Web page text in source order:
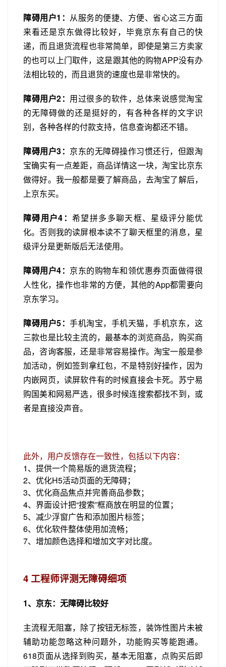
障碍用户1： 从服务的便捷、方便、省心这三方面
来看还是京东做得比较好，毕竟京东有自己的快
递，而且退货流程也非常简单，即使是第三方卖家
的也可以上门取件，这是跟其他的购物APP没有办
法相比较的，而且退货的速度也是非常快的。
障碍用户2： 用过很多的软件，总体来说感觉淘宝
的无障碍做的还是挺好的，有各种各样的文字识
别，各种各样的付款支持，信息查询都还不错。
障碍用户3： 京东的无障碍操作习惯还行，但跟淘
宝确实有一点差距，商品详情这一块，淘宝比京东
做得好。我一般都是要了解商品，去淘宝了解后，
上京东买。
障碍用户4：希望拼多多聊天框、星级评分能优
化。否则我的读屏根本读不了聊天框里的消息，星
级评分是更新版后无法使用。
障碍用户4： 京东的购物车和领优惠券页面做得很
人性化，操作也非常的方便，其他的App都需要向
京东学习。
障碍用户5：手机淘宝，手机天猫，手机京东，这
三款也是比较主流的，最基本的浏览商品，购买商
品，咨询客服，还是非常容易操作。淘宝一般是参
加活动，例如签到拿红包，不是特别好操作，因为
内嵌网页，读屏软件有的时候直接会卡死。苏宁易
购国美和网易严选，很多时候连搜索都找不到，或
者是直接没声音。
此外，用户反馈存在一致性，包括以下内容：
1、提供一个简易版的退货流程；
2、优化H5活动页面的无障碍；
3、优化商品焦点并完善商品参数；
4、界面设计把“搜索”框商放在明显的位置；
5、减少浮窗广告和添加图片标签；
6、优化软件整体使用加流畅；
7、增加颜色选择和增加文字对比度。
4 工程师评测无障碍细项
1、京东：无障碍比较好
主流程无阻塞，除了按钮无标签，装饰性图片未被
辅助功能忽略这种问题外，功能购买等能跑通。
618页面从选择到购买，基本无阻塞，点购买后即